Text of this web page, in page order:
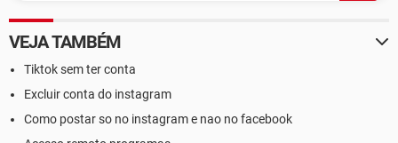
VEJA TAMBÉM
Tiktok sem ter conta
Excluir conta do instagram
Como postar so no instagram e nao no facebook